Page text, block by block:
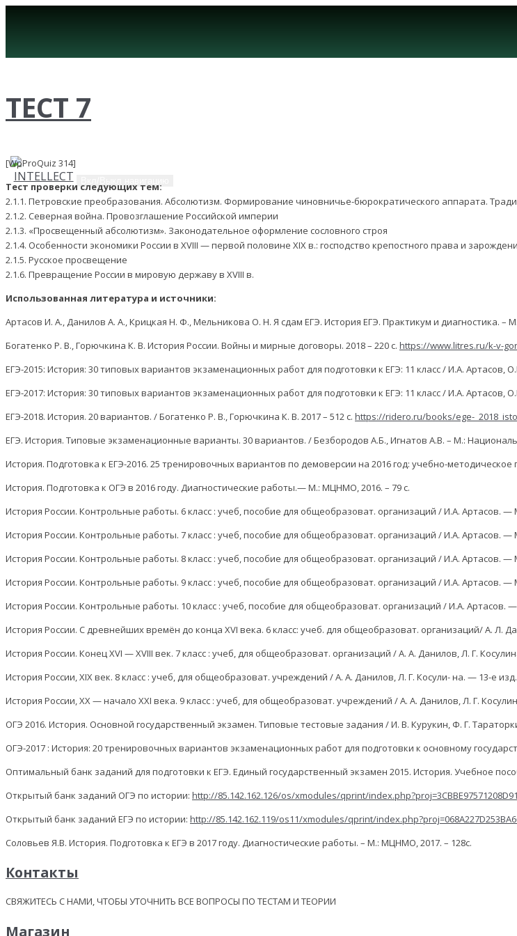
ТЕСТ 7
[WpProQuiz 314]
Тест проверки следующих тем:
2.1.1. Петровские преобразования. Абсолютизм. Формирование чиновничье-бюрократического аппарата.
2.1.2. Северная война. Провозглашение Российской империи
2.1.3. «Просвещенный абсолютизм». Законодательное оформление сословного строя
2.1.4. Особенности экономики России в XVIII — первой половине XIX в.: господство крепостного права и
2.1.5. Русское просвещение
2.1.6. Превращение России в мировую державу в XVIII в.
Использованная литература и источники:
Артасов И. А., Данилов А. А., Крицкая Н. Ф., Мельникова О. Н. Я сдам ЕГЭ. История ЕГЭ. Практикум и диагностика. –
Богатенко Р. В., Горючкина К. В. История России. Войны и мирные договоры. 2018 – 220 с. https://www.litres.ru/k-v-
ЕГЭ-2015: История: 30 типовых вариантов экзаменационных работ для подготовки к ЕГЭ: 11 класс / И.А. Артасов,
ЕГЭ-2017: История: 30 типовых вариантов экзаменационных работ для подготовки к ЕГЭ: 11 класс / И.А. Артасов,
ЕГЭ-2018. История. 20 вариантов. / Богатенко Р. В., Горючкина К. В. 2017 – 512 с. https://ridero.ru/books/ege-
ЕГЭ. История. Типовые экзаменационные варианты. 30 вариантов. / Безбородов А.Б., Игнатов А.В. – М.:
История. Подготовка к ЕГЭ-2016. 25 тренировочных вариантов по демоверсии на 2016 год: учебно-
История. Подготовка к ОГЭ в 2016 году. Диагностические работы.— М.: МЦНМО, 2016. – 79 с.
История России. Контрольные работы. 6 класс : учеб, пособие для общеобразоват. организаций / И.А. Артасов.
История России. Контрольные работы. 7 класс : учеб, пособие для общеобразоват. организаций / И.А. Артасов.
История России. Контрольные работы. 8 класс : учеб, пособие для общеобразоват. организаций / И.А. Артасов.
История России. Контрольные работы. 9 класс : учеб, пособие для общеобразоват. организаций / И.А. Артасов.
История России. Контрольные работы. 10 класс : учеб, пособие для общеобразоват. организаций / И.А. Артасов.
История России. С древнейших времён до конца XVI века. 6 класс: учеб. для общеобразоват. организаций/ А. Л.
История России. Конец XVI — XVIII век. 7 класс : учеб, для общеобразоват. организаций / А. А. Данилов, Л. Г.
История России, XIX век. 8 класс : учеб, для общеобразоват. учреждений / А. А. Данилов, Л. Г. Косули- на. — 13-е
История России, XX — начало XXI века. 9 класс : учеб, для общеобразоват. учреждений / А. А. Данилов, Л. Г.
ОГЭ 2016. История. Основной государственный экзамен. Типовые тестовые задания / И. В. Курукин, Ф. Г.
ОГЭ-2017 : История: 20 тренировочных вариантов экзаменационных работ для подготовки к основному
Оптимальный банк заданий для подготовки к ЕГЭ. Единый государственный экзамен 2015. История. Учебное
Открытый банк заданий ОГЭ по истории: http://85.142.162.126/os/xmodules/qprint/
Открытый банк заданий ЕГЭ по истории: http://85.142.162.119/os11/xmodules/qprint/
Соловьев Я.В. История. Подготовка к ЕГЭ в 2017 году. Диагностические работы. – М.: МЦНМО, 2017. – 128с.
Контакты
СВЯЖИТЕСЬ С НАМИ, ЧТОБЫ УТОЧНИТЬ ВСЕ ВОПРОСЫ ПО ТЕСТАМ И ТЕОРИИ
Магазин